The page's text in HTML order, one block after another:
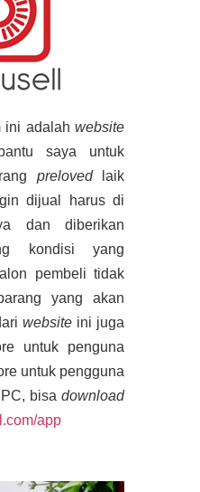
ini adalah website
saya untuk
prelovedlaik
dijual harus di
dan diberikan
kondisi yang
pembeli tidak
yang akan
website ini juga
untuk penguna
untuk pengguna
bisa download
app